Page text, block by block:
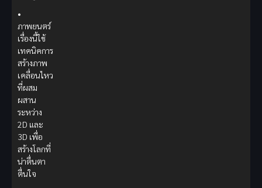
•
ภาพยนตร์
เรื่องนี้ใช้
เทคนิคการ
สร้างภาพ
เคลื่อนไหว
ที่ผสม
ผสาน
ระหว่าง
2D และ
3D เพื่อ
สร้างโลกที่
น่าตื่นตา
ตื่นใจ